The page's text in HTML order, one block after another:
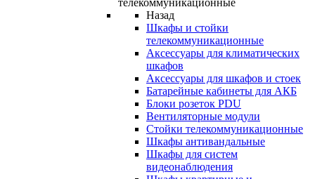
телекоммуникационные
Назад
Шкафы и стойки
телекоммуникационные
Аксессуары для климатических
шкафов
Аксессуары для шкафов и стоек
Батарейные кабинеты для АКБ
Блоки розеток PDU
Вентиляторные модули
Стойки телекоммуникационные
Шкафы антивандальные
Шкафы для систем
видеонаблюдения